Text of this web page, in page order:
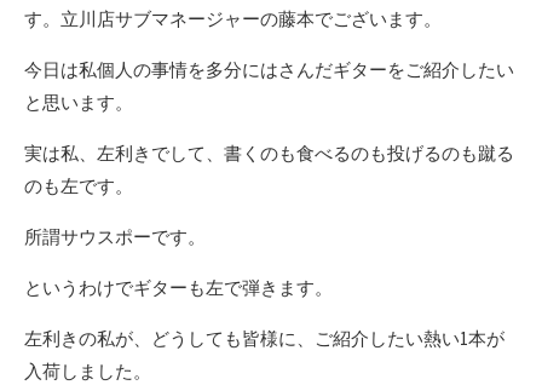
す。立川店サブマネージャーの藤本でございます。
今日は私個人の事情を多分にはさんだギターをご紹介したい
と思います。
実は私、左利きでして、書くのも食べるのも投げるのも蹴る
のも左です。
所謂サウスポーです。
というわけでギターも左で弾きます。
左利きの私が、どうしても皆様に、ご紹介したい熱い1本が
入荷しました。